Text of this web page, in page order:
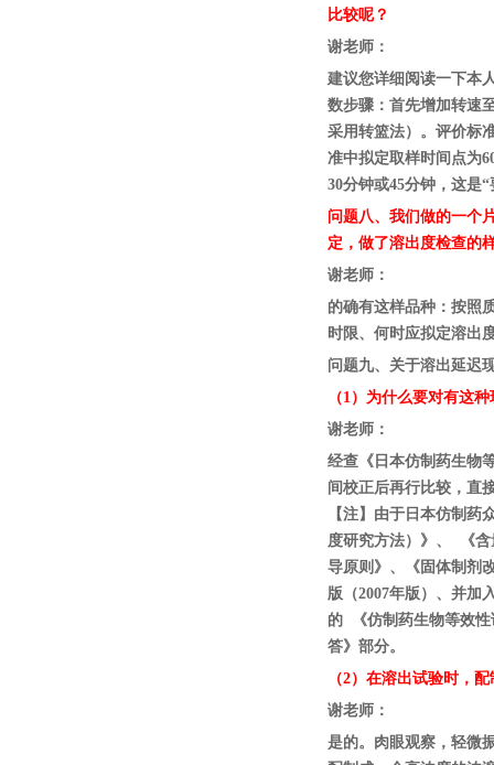
比较呢？
谢老师：
建议您详细阅读一下本
数步骤：首先增加转速
采用转篮法）。评价标
准中拟定取样时间点为
30分钟或45分钟，这是
问题八、 我们做的一个
定，做了溶出度检查的
谢老师：
的确有这样品种：按照
时限、何时应拟定溶出
问题九、关于溶出延迟
（1）为什么要对有这
谢老师：
经查《日本仿制药生物
间校正后再行比较，直
【注】由于日本仿制
度研究方法）》、 《
导原则》、《固体制剂
版（2007年版）、并加
的 《仿制药生物等效
答》部分。
（2）在溶出试验时，
谢老师：
是的。肉眼观察，轻微